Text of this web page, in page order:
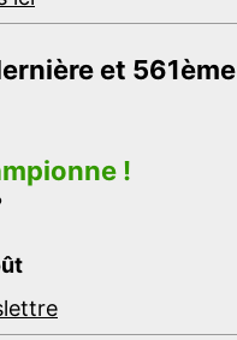
et 561ème
!